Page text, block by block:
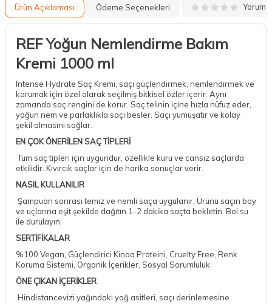
Ürün Açıklaması Ödeme Seçenekleri Yorum
REF Yoğun Nemlendirme Bakım
Kremi 1000 ml
Intense Hydrate Saç Kremi, saçı güçlendirmek, nemlendirmek ve
korumak için özel olarak seçilmiş bitkisel özler içerir. Aynı
zamanda saç rengini de korur. Saç telinin içine hızla nüfuz eder,
yoğun nem ve parlaklıkla saçı besler. Saçı yumuşatır ve kolay
şekil almasını sağlar.
EN ÇOK ÖNERİLEN SAÇ TİPLERİ
Tüm saç tipleri için uygundur, özellikle kuru ve cansız saçlarda
etkilidir. Kıvırcık saçlar için de harika sonuçlar verir.
NASIL KULLANILIR
Şampuan sonrası temiz ve nemli saça uygulanır. Ürünü saçın boy
ve uçlarına eşit şekilde dağıtın.1-2 dakika saçta bekletin. Bol su
ile durulayın.
SERTİFİKALAR
%100 Vegan, Güçlendirici Kinoa Proteini, Cruelty Free, Renk
Koruma Sistemi, Organik İçerikler, Sosyal Sorumluluk
ÖNE ÇIKAN İÇERİKLER
Hindistancevizi yağındaki yağ asitleri, saçı derinlemesine